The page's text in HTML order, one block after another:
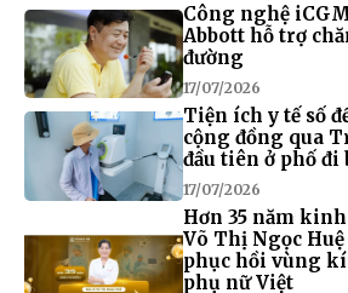
Công nghệ
Abbott hỗ trợ
đường
17/07/2026
Tiện ích y tế số
cộng đồng qua
đầu tiên ở phố đi
17/07/2026
Hơn 35 năm
Võ Thị Ngọc
phục hồi vùng
phụ nữ Việt